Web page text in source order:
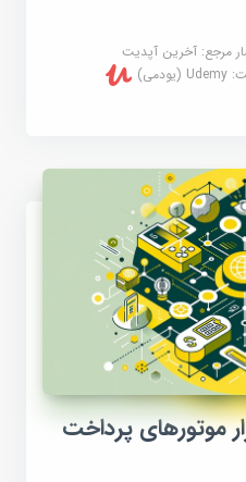
مرجع:آخرین آپدیت
Udemy (یودمی)
پرداخت